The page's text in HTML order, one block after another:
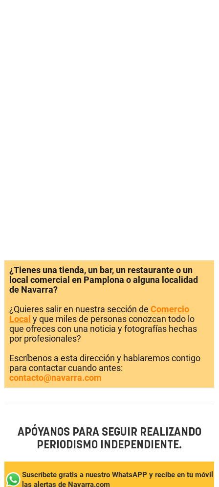
¿Tienes una tienda, un bar, un restaurante o un
local comercial en Pamplona o alguna localidad
de Navarra?
¿Quieres salir en nuestra sección de Comercio
Local y que miles de personas conozcan todo lo
que ofreces con una noticia y fotografías hechas
por profesionales?
Escríbenos a esta dirección y hablaremos contigo
para contactar cuando antes:
contacto@navarra.com
APÓYANOS PARA SEGUIR REALIZANDO
PERIODISMO INDEPENDIENTE.
Suscríbete gratis a nuestro WhatsAPP y recibe en tu móvil
las alertas de Navarra.com